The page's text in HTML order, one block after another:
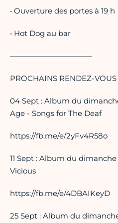
• Ouverture des portes à 19 h
• Hot Dog au bar
———————————
PROCHAINS RENDEZ-VOUS
04 Sept : Album du
Age - Songs for The Deaf
https://fb.me/e/2yFv4R58o
11 Sept : Album du dimanche
Vicious
https://fb.me/e/4DBAIKeyD
25 Sept : Album du